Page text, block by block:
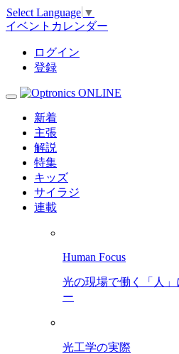
Select Language ▼
イベントカレンダー
ログイン
登録
新着
主張
解説
特集
キッズ
サイラジ
連載
Human Focus
光の現場で働く「人
ー
光工学の実際